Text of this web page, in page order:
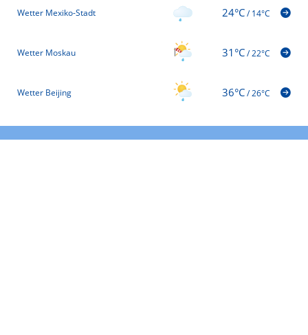
Wetter Mexiko-Stadt 24°C/14°C
Wetter Moskau 31°C/22°C
Wetter Beijing 36°C/26°C